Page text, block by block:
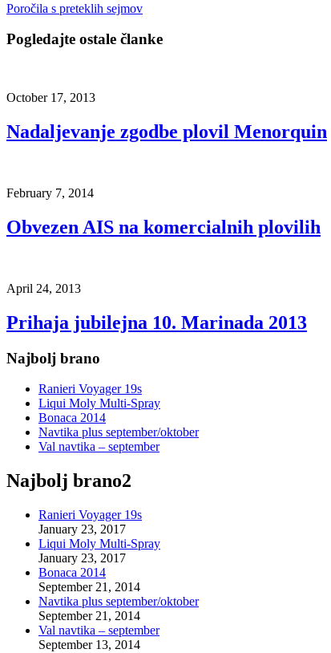
Poročila s preteklih sejmov
Pogledajte ostale članke
October 17, 2013
Nadaljevanje zgodbe plovil Menorquin
February 7, 2014
Obvezen AIS na komercialnih plovilih
April 24, 2013
Prihaja jubilejna 10. Marinada 2013
Najbolj brano
Ranieri Voyager 19s
Liqui Moly Multi-Spray
Bonaca 2014
Navtika plus september/oktober
Val navtika – september
Najbolj brano2
Ranieri Voyager 19s
January 23, 2017
Liqui Moly Multi-Spray
January 23, 2017
Bonaca 2014
September 21, 2014
Navtika plus september/oktober
September 21, 2014
Val navtika – september
September 13, 2014